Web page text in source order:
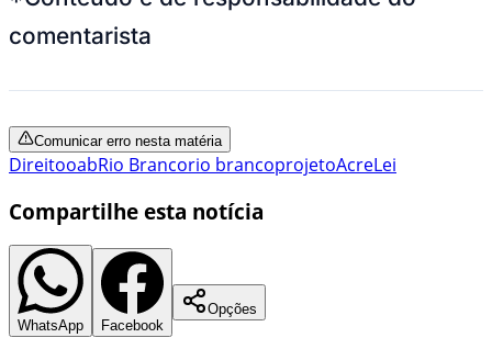
comentarista
Comunicar erro nesta matéria
DireitooabRio Brancorio brancoprojetoAcreLei
Compartilhe esta notícia
WhatsApp Facebook
Opções